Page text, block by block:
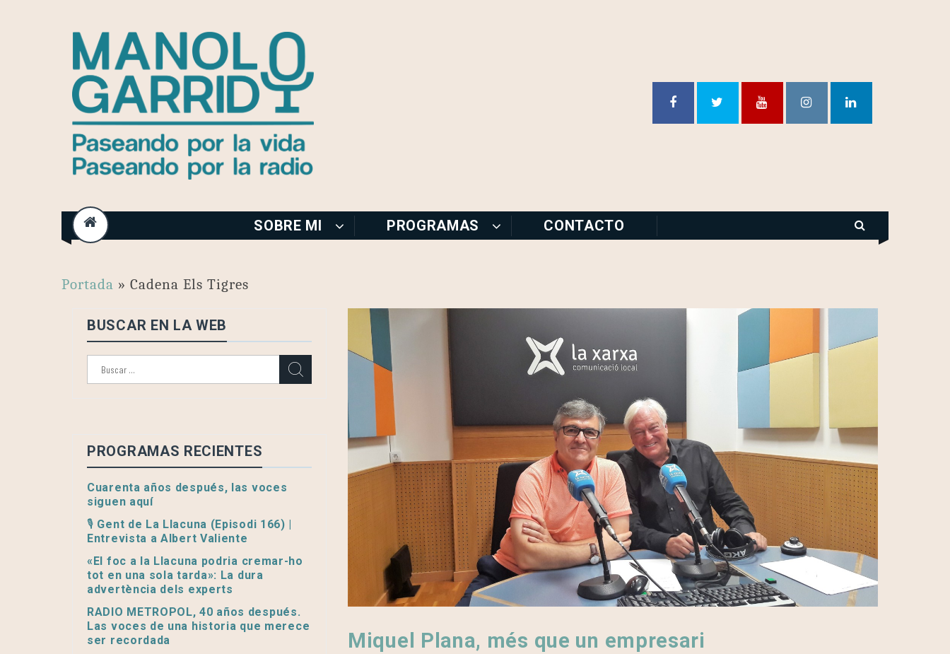
content
SOBRE MI PROGRAMAS CONTACTO
Portada » Cadena Els Tigres
Miquel Plana, més que un empresari
BUSCAR EN LA WEB
PROGRAMAS RECIENTES
Cuarenta años después, las voces
siguen aquí
🎙️ Gent de La Llacuna (Episodi 166) |
Entrevista a Albert Valiente
«El foc a la Llacuna podria cremar-ho
tot en una sola tarda»: La dura
advertència dels experts
RADIO METROPOL, 40 años después.
Las voces de una historia que merece
ser recordada